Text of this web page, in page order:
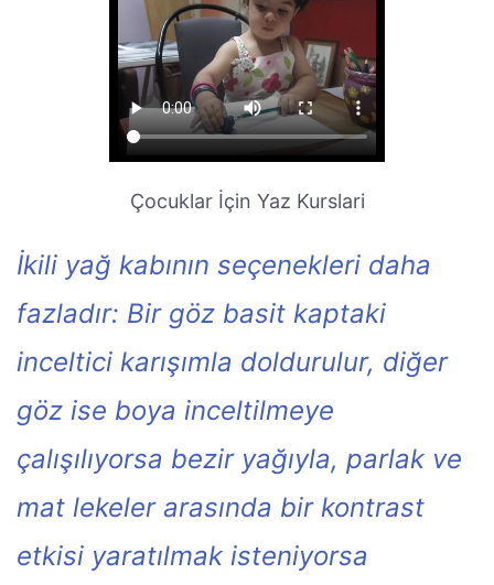
Çocuklar İçin Yaz Kurslari
İkili yağ kabının seçenekleri daha
fazladır: Bir göz basit kaptaki
inceltici karışımla doldurulur, diğer
göz ise boya inceltilmeye
çalışılıyorsa bezir yağıyla, parlak ve
mat lekeler arasında bir kontrast
etkisi yaratılmak isteniyorsa